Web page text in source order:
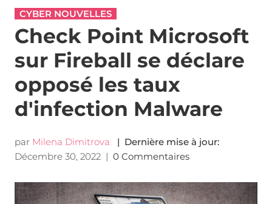
CYBER NOUVELLES
Check Point Microsoft
sur Fireball se déclare
opposé les taux
d'infection Malware
par Milena Dimitrova
| Dernière mise à jour:
Décembre 30, 2022| 0 Commentaires